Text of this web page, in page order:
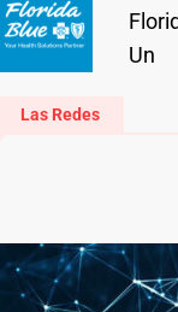
Un
Las Redes